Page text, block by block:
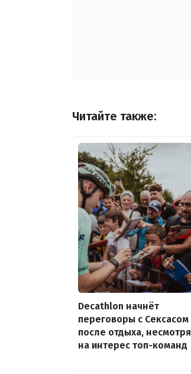
Читайте также:
Decathlon начнёт
переговоры с Сексасом
после отдыха, несмотря
на интерес топ-команд